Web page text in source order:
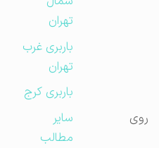
تهران
باربری غرب
تهران
باربری کرج
مطالب